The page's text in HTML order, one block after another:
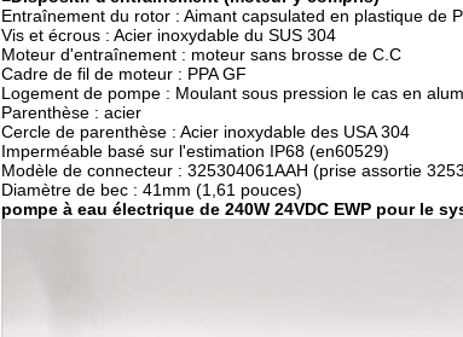
Entraînement du rotor : Aimant capsulated en plastique de
Vis et écrous : Acier inoxydable du SUS 304
Moteur d'entraînement : moteur sans brosse de C.C
Cadre de fil de moteur : PPA GF
Logement de pompe : Moulant sous pression le cas en
Parenthèse : acier
Cercle de parenthèse : Acier inoxydable des USA 304
Imperméable basé sur l'estimation IP68 (en60529)
Modèle de connecteur : 325304061AAH (prise assortie
Diamètre de bec : 41mm (1,61 pouces)
pompe à eau électrique de 240W 24VDC EWP pour le